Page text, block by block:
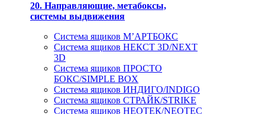
20. Направляющие, метабоксы,
системы выдвижения
Система ящиков М’АРТБОКС
Система ящиков НЕКСТ 3D/NEXT
3D
Система ящиков ПРОСТО
БОКС/SIMPLE BOX
Система ящиков ИНДИГО/INDIGO
Система ящиков СТРАЙК/STRIKE
Система ящиков НЕОТЕК/NEOTEC